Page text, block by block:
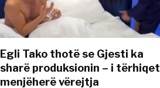
Egli Tako thotë se Gjesti ka
sharë produksionin – i tërhiqet
menjëherë vërejtja